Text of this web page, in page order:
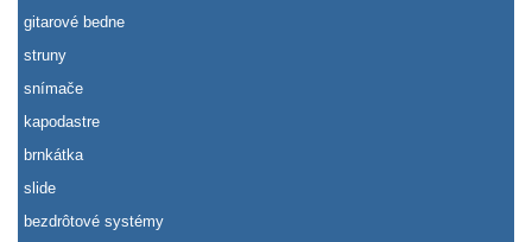
gitarové bedne
struny
snímače
kapodastre
brnkátka
slide
bezdrôtové systémy